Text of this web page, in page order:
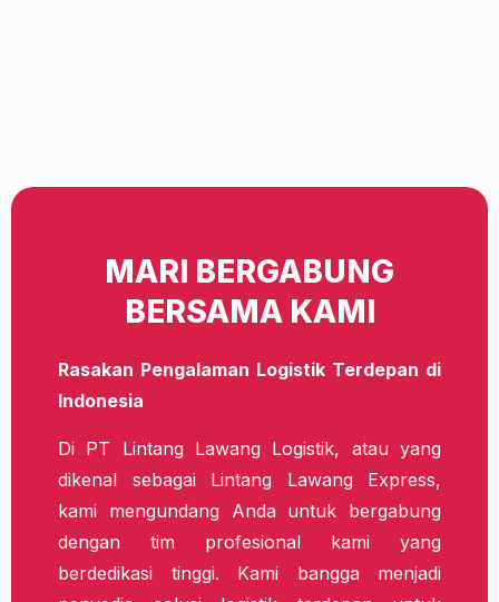
MARI BERGABUNG
BERSAMA KAMI
Rasakan Pengalaman Logistik Terdepan di
Indonesia
Di PT Lintang Lawang Logistik, atau yang
dikenal sebagai Lintang Lawang Express,
kami mengundang Anda untuk bergabung
dengan tim profesional kami yang
berdedikasi tinggi. Kami bangga menjadi